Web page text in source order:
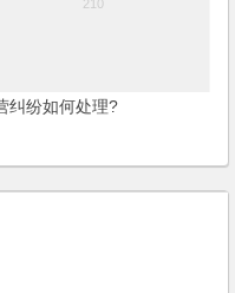
纠纷如何处理?